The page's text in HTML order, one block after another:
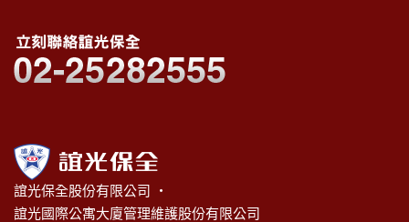
誼光保全股份有限公司 ‧
誼光國際公寓大廈管理維護股份有限公司